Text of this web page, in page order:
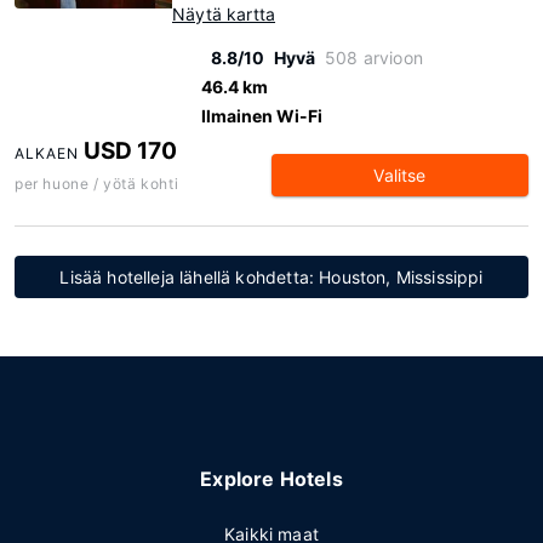
Näytä kartta
8.8/10 Hyvä 508 arvioon
46.4 km
Ilmainen Wi-Fi
ALKAEN USD 170
per huone / yötä kohti Valitse
Lisää hotelleja lähellä kohdetta: Houston, Mississippi
Explore Hotels
Kaikki maat